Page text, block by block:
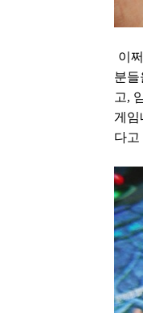
이
분
고,
게임
다고